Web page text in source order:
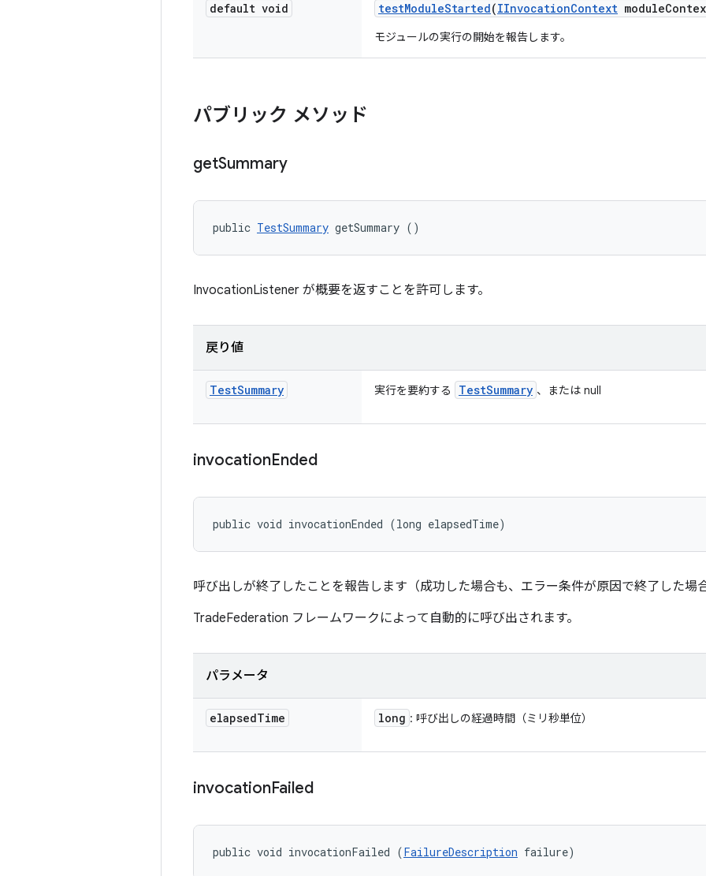
default void testModuleStarted(IInvocationContext module
モジュールの実行の開始を報告します。
パブリック メソッド
getSummary
public TestSummary getSummary ()
InvocationListener が概要を返すことを許可します。
戻り値
TestSummary 実行を要約する TestSummary 、または null
invocationEnded
public void invocationEnded (long elapsedTime)
呼び出しが終了したことを報告します（成功した場合も、エラー条件が原因で終了した場
TradeFederation フレームワークによって自動的に呼び出されます。
パラメータ
elapsedTime long : 呼び出しの経過時間（ミリ秒単位）
invocationFailed
public void invocationFailed (FailureDescription failure)